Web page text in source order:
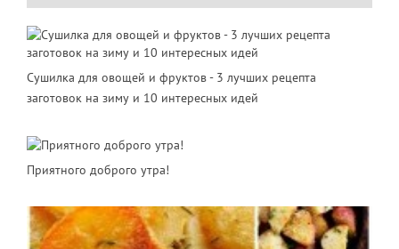
Сушилка для овощей и фруктов - 3 лучших рецепта
заготовок на зиму и 10 интересных идей
Приятного доброго утра!